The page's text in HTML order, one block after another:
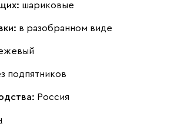
шариковые
в разобранном виде
подпятников
Россия